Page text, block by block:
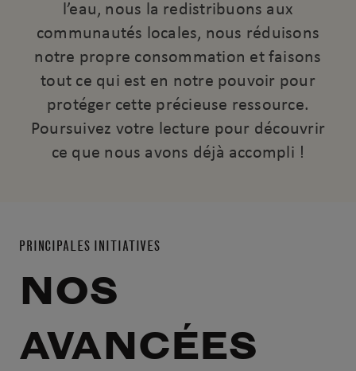
l’eau, nous la redistribuons aux
communautés locales, nous réduisons
notre propre consommation et faisons
tout ce qui est en notre pouvoir pour
protéger cette précieuse ressource.
Poursuivez votre lecture pour découvrir
ce que nous avons déjà accompli !
PRINCIPALES INITIATIVES
NOS
AVANCÉES